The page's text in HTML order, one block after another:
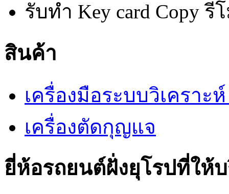
รับทำ Key card Copy
สินค้า
เครื่องมือระบบวิเคราะ
เครื่องตัดกุญแจ
ยี่ห้อรถยนต์ฝั่งยุโรปที่ให้